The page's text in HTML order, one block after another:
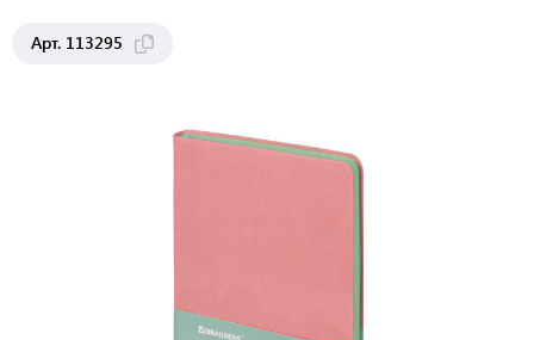
Арт. 113295